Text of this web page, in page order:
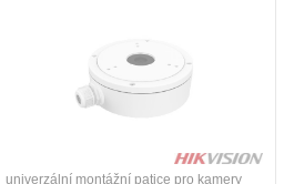
univerzální montážní patice pro kamery